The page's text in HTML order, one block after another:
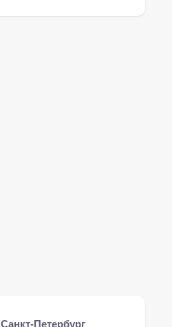
Санкт-Петербург